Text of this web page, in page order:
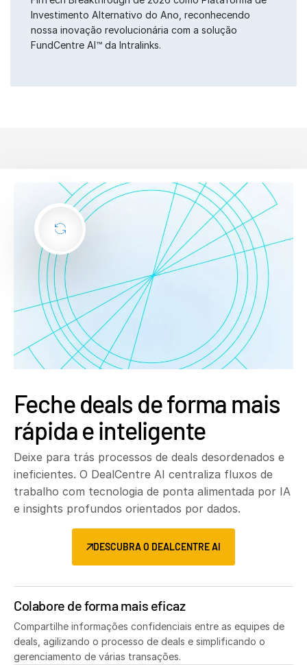
Investimento Alternativo do Ano, reconhecendo
nossa inovação revolucionária com a solução
FundCentre AI™ da Intralinks.
Feche deals de forma mais
rápida e inteligente
Deixe para trás processos de deals desordenados e
ineficientes. O DealCentre AI centraliza fluxos de
trabalho com tecnologia de ponta alimentada por IA
e insights profundos orientados por dados.
DESCUBRA O DEALCENTRE AI
Colabore de forma mais eficaz
Compartilhe informações confidenciais entre as equipes de
deals, agilizando o processo de deals e simplificando o
gerenciamento de várias transações.